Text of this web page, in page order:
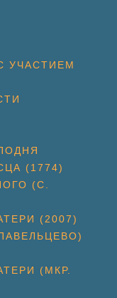
УЧАСТИЕМ
(1774)
(С.
(2007)
(МКР.